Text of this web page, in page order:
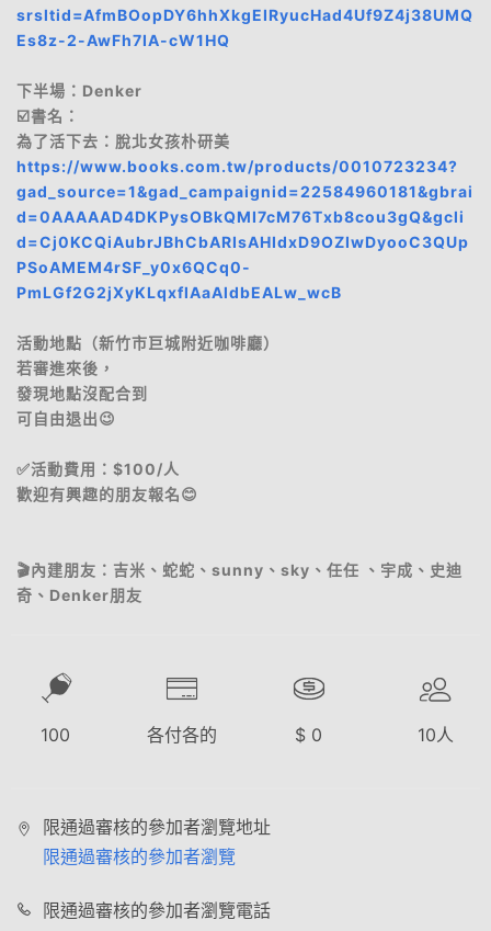
srsltid=AfmBOopDY6hhXkgEIRyucHad4Uf9Z4j38UMQ
Es8z-2-AwFh7IA-cW1HQ
下半場：Denker
☑️書名：
為了活下去：脫北女孩朴研美
https://www.books.com.tw/products/0010723234?
gad_source=1&gad_campaignid=22584960181&gbrai
d=0AAAAAD4DKPysOBkQMI7cM76Txb8cou3gQ&gcli
d=Cj0KCQiAubrJBhCbARIsAHIdxD9OZIwDyooC3QUp
PSoAMEM4rSF_y0x6QCq0-
PmLGf2G2jXyKLqxflAaAldbEALw_wcB
活動地點（新竹市巨城附近咖啡廳）
若審進來後，
發現地點沒配合到
可自由退出😉
✅活動費用：$100/人
歡迎有興趣的朋友報名😊
🎬內建朋友：吉米、蛇蛇、sunny、sky、任任 、宇成、史迪
奇、Denker朋友
100 各付各的 $ 0 10人
限通過審核的參加者瀏覽地址
限通過審核的參加者瀏覽
限通過審核的參加者瀏覽電話